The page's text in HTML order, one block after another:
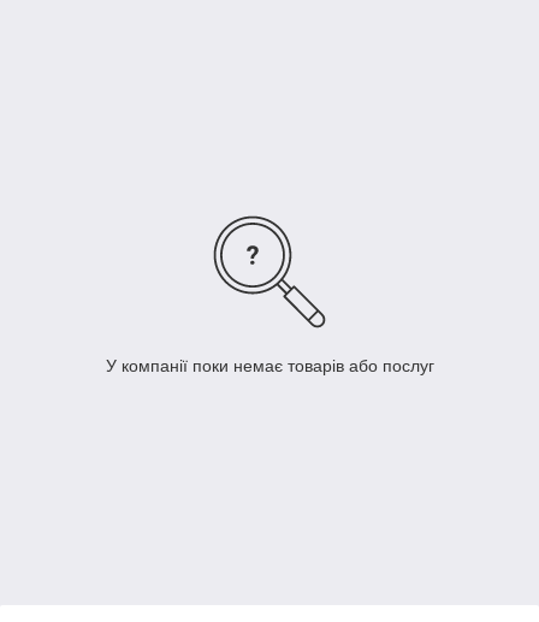
У компанії поки немає товарів або послуг